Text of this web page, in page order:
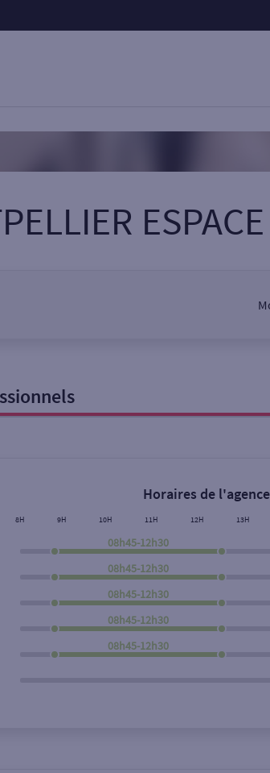
Coffre-fort
Rue
Horaires de l'agence
8H 9H 10H 11H 12H 13H
08h45-12h30
08h45-12h30
08h45-12h30
08h45-12h30
08h45-12h30